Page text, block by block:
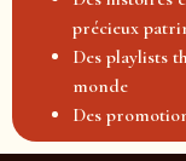
précieux
Des playlists
monde
Des